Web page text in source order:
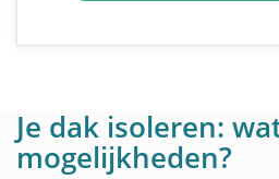
Je dak isoleren:
mogelijkheden?